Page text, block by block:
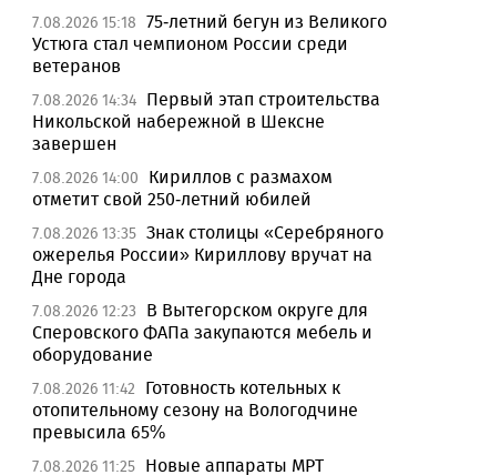
7.08.2026 15:18 75-летний бегун из Великого
Устюга стал чемпионом России среди
ветеранов
7.08.2026 14:34 Первый этап строительства
Никольской набережной в Шексне
завершен
7.08.2026 14:00
Кириллов с размахом
отметит свой 250-летний юбилей
7.08.2026 13:35 Знак столицы «Серебряного
ожерелья России» Кириллову вручат на
Дне города
7.08.2026 12:23
В Вытегорском округе для
Сперовского ФАПа закупаются мебель и
оборудование
7.08.2026 11:42
Готовность котельных к
отопительному сезону на Вологодчине
превысила 65%
7.08.2026 11:25 Новые аппараты МРТ